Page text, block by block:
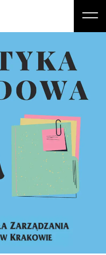
Studia podyplomowe i kursy
Student
Biznes
Zapisz się na studia